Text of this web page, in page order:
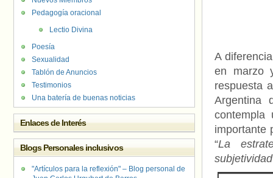
A
en marzo
respuesta
Argentina
contempla
importante
“La
Pedagogía oracional
Lectio Divina
Poesía
Sexualidad
Tablón de Anuncios
Testimonios
Una batería de buenas noticias
Enlaces de Interés
Blogs Personales inclusivos
"Artículos para la reflexión" – Blog personal de